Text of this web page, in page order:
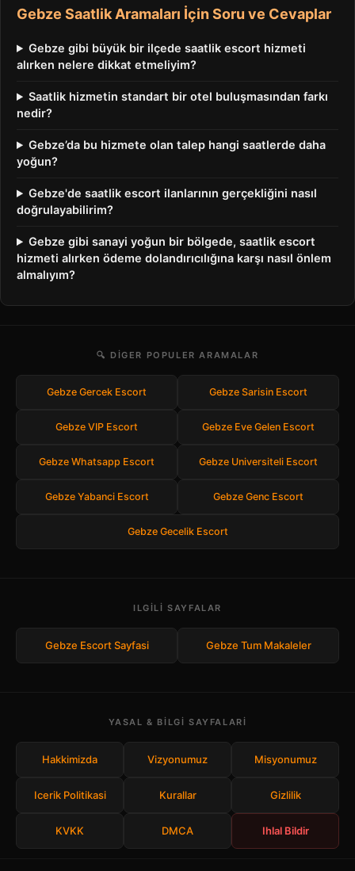
Gebze Saatlik Aramaları İçin Soru ve Cevaplar
Gebze gibi büyük bir ilçede saatlik escort hizmeti
alırken nelere dikkat etmeliyim?
Saatlik hizmetin standart bir otel buluşmasından farkı
nedir?
Gebze’da bu hizmete olan talep hangi saatlerde daha
yoğun?
Gebze'de saatlik escort ilanlarının gerçekliğini nasıl
doğrulayabilirim?
Gebze gibi sanayi yoğun bir bölgede, saatlik escort
hizmeti alırken ödeme dolandırıcılığına karşı nasıl önlem
almalıyım?
🔍 DIGER POPULER ARAMALAR
Gebze Gercek Escort Gebze Sarisin Escort
Gebze VIP Escort Gebze Eve Gelen Escort
Gebze Whatsapp Escort Gebze Universiteli Escort
Gebze Yabanci Escort Gebze Genc Escort
Gebze Gecelik Escort
ILGILI SAYFALAR
Gebze Escort Sayfasi Gebze Tum Makaleler
YASAL & BILGI SAYFALARI
Hakkimizda Vizyonumuz Misyonumuz
Icerik Politikasi Kurallar Gizlilik
KVKK DMCA Ihlal Bildir